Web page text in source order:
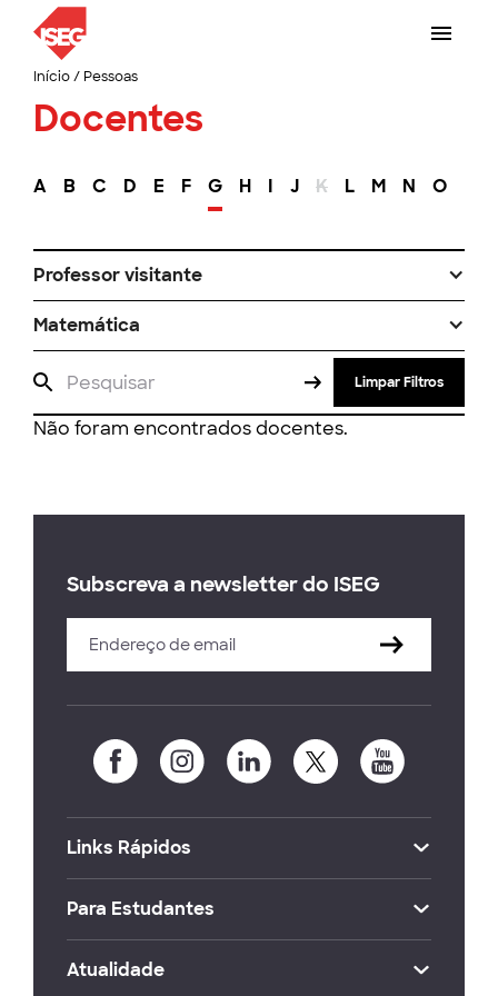
Início/ Pessoas
Docentes
A B C D E F G H I J K L M N O
Professor visitante
Matemática
Limpar Filtros
Não foram encontrados docentes.
Subscreva a newsletter do ISEG
Links Rápidos
Para Estudantes
Atualidade